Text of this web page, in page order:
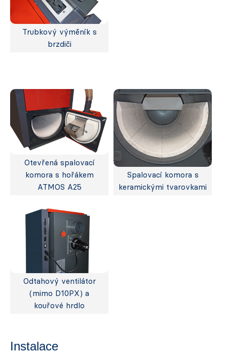
Trubkový výměník s
brzdiči
Otevřená spalovací
komora s hořákem
ATMOS A25
Spalovací komora s
keramickými tvarovkami
Odtahový ventilátor
(mimo D10PX) a
kouřové hrdlo
Instalace